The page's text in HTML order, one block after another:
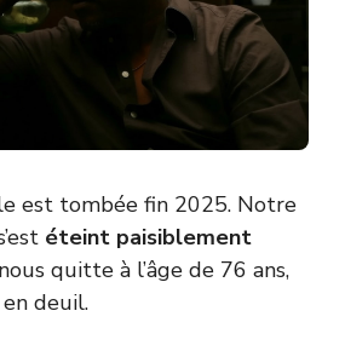
est tombée fin 2025. Notre
éteint paisiblement
quitte à l’âge de 76 ans,
deuil.